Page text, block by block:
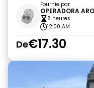
Fournie par
OPERADORA
8 heures
12:00 AM
De€17.30